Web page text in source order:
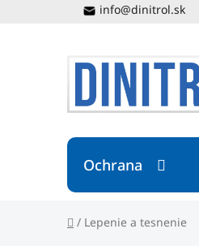
info@dinitrol.sk
Ochrana
Domov
/ Lepenie a tesnenie